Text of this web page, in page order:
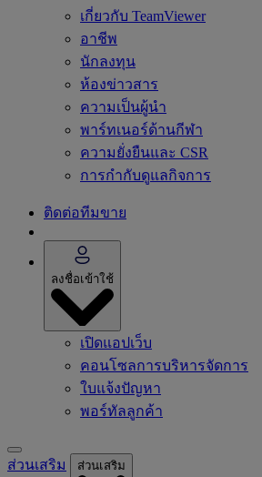
เกี่ยวกับ TeamViewer
อาชีพ
นักลงทุน
ห้องข่าวสาร
ความเป็นผู้นำ
พาร์ทเนอร์ด้านกีฬา
ความยั่งยืนและ CSR
การกำกับดูแลกิจการ
ติดต่อทีมขาย
ลงชื่อเข้าใช้
เปิดแอปเว็บ
คอนโซลการบริหารจัดการ
ใบแจ้งปัญหา
พอร์ทัลลูกค้า
ส่วนเสริม ส่วนเสริม